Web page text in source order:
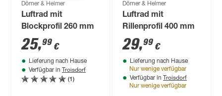
Dörner & Helmer
Luftrad mit
Blockprofil 260 mm
25,99 €
Lieferung nach Hause
Verfügbar in Troisdorf
(1)
Dörner & Helmer
Luftrad mit
Rillenprofil 400 mm
29,99 €
Lieferung nach Hause
Nur wenige verfügbar
Verfügbar in Troisdorf
Nur wenige verfügbar